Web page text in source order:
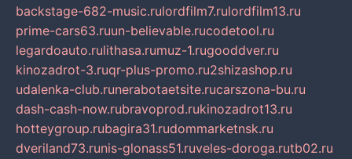
backstage-682-music.rulordfilm7.rulordfilm13.ru
prime-cars63.ruun-believable.rucodetool.ru
legardoauto.rulithasa.rumuz-1.rugooddver.ru
kinozadrot-3.ruqr-plus-promo.ru2shizashop.ru
udalenka-club.runerabotaetsite.rucarszona-bu.ru
dash-cash-now.rubravoprod.rukinozadrot13.ru
hotteygroup.rubagira31.rudommarketnsk.ru
dveriland73.runis-glonass51.ruveles-doroga.rutb02.ru